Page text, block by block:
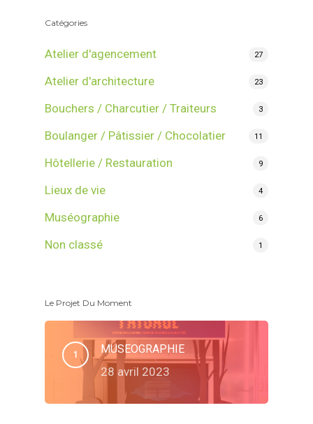
Catégories
Atelier d'agencement 27
Atelier d'architecture 23
Bouchers / Charcutier / Traiteurs 3
Boulanger / Pâtissier / Chocolatier 11
Hôtellerie / Restauration 9
Lieux de vie 4
Muséographie 6
Non classé 1
Le Projet Du Moment
MUSEOGRAPHIE
28 avril 2023